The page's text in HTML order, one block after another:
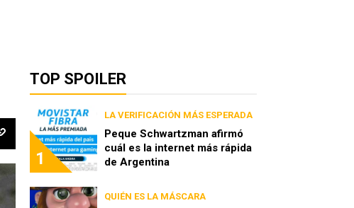
TOP SPOILER
1
LA VERIFICACIÓN MÁS ESPERADA
Peque Schwartzman afirmó
cuál es la internet más rápida
de Argentina
QUIÉN ES LA MÁSCARA